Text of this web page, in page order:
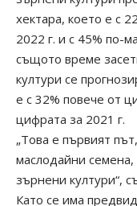
хектара, което е с
2022 г. и с 45% по-
същото време
култури се
е с 32% повече от
цифрата за 2021 г.
„Това е първият
маслодайни
зърнени култури“,
Като се има